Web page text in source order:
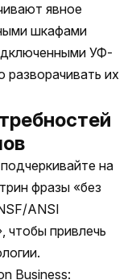
явное
шкафами
УФ-
разворачивать их
на
фразы «без
ANSI
чтобы привлечь
Business: